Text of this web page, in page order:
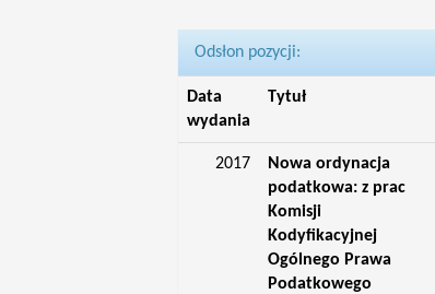
Odsłon pozycji:
Data
wydania
Tytuł
2017
Nowa ordynacja
podatkowa: z prac
Komisji
Kodyfikacyjnej
Ogólnego Prawa
Podatkowego